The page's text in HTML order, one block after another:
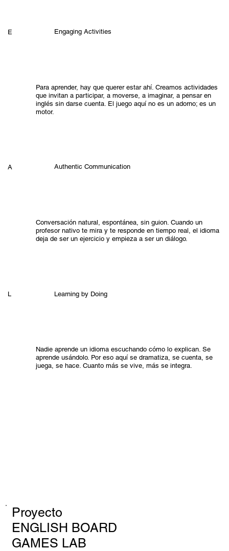
E Engaging Activities
Para aprender, hay que querer estar ahí. Creamos actividades
que invitan a participar, a moverse, a imaginar, a pensar en
inglés sin darse cuenta. El juego aquí no es un adorno; es un
motor.
A Authentic Communication
Conversación natural, espontánea, sin guion. Cuando un
profesor nativo te mira y te responde en tiempo real, el idioma
deja de ser un ejercicio y empieza a ser un diálogo.
L Learning by Doing
Nadie aprende un idioma escuchando cómo lo explican. Se
aprende usándolo. Por eso aquí se dramatiza, se cuenta, se
juega, se hace. Cuanto más se vive, más se integra.
Proyecto
ENGLISH BOARD
GAMES LAB